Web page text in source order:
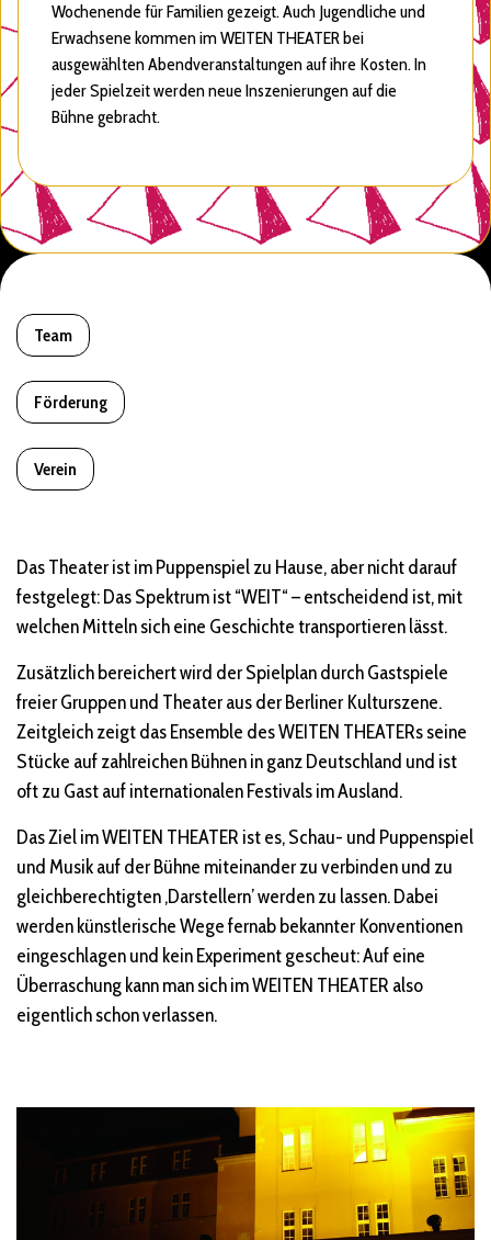
Wochenende für Familien gezeigt. Auch Jugendliche und
Erwachsene kommen im WEITEN THEATER bei
ausgewählten Abendveranstaltungen auf ihre Kosten. In
jeder Spielzeit werden neue Inszenierungen auf die
Bühne gebracht.
Team
Förderung
Verein
Das Theater ist im Puppenspiel zu Hause, aber nicht darauf
festgelegt: Das Spektrum ist “WEIT“ – entscheidend ist, mit
welchen Mitteln sich eine Geschichte transportieren lässt.
Zusätzlich bereichert wird der Spielplan durch Gastspiele
freier Gruppen und Theater aus der Berliner Kulturszene.
Zeitgleich zeigt das Ensemble des WEITEN THEATERs seine
Stücke auf zahlreichen Bühnen in ganz Deutschland und ist
oft zu Gast auf internationalen Festivals im Ausland.
Das Ziel im WEITEN THEATER ist es, Schau- und Puppenspiel
und Musik auf der Bühne miteinander zu verbinden und zu
gleichberechtigten ‚Darstellern’ werden zu lassen. Dabei
werden künstlerische Wege fernab bekannter Konventionen
eingeschlagen und kein Experiment gescheut: Auf eine
Überraschung kann man sich im WEITEN THEATER also
eigentlich schon verlassen.